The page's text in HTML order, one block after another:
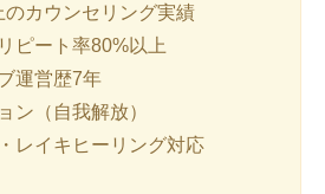
カウンセリング実績
ピート率80%以上
運営歴7年
ン（自我解放）
レイキヒーリング対応